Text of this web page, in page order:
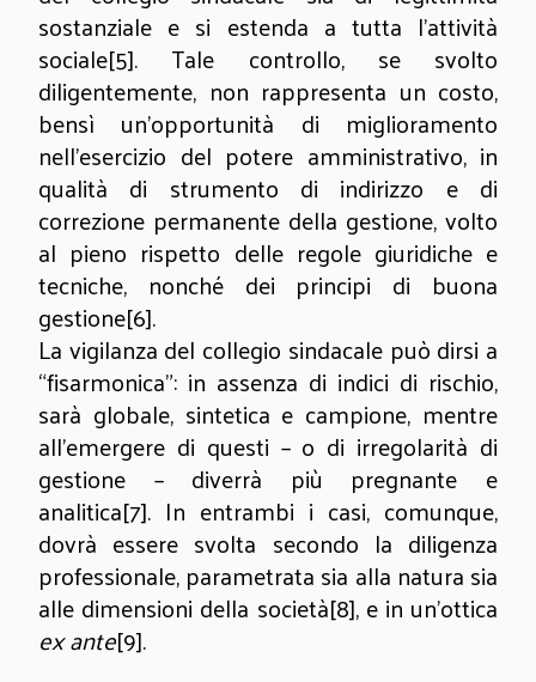
sostanziale e si estenda a tutta l’attività
sociale[5]. Tale controllo, se svolto
diligentemente, non rappresenta un costo,
bensì un’opportunità di miglioramento
nell’esercizio del potere amministrativo, in
qualità di strumento di indirizzo e di
correzione permanente della gestione, volto
al pieno rispetto delle regole giuridiche e
tecniche, nonché dei principi di buona
gestione[6].
La vigilanza del collegio sindacale può dirsi a
“fisarmonica”: in assenza di indici di rischio,
sarà globale, sintetica e campione, mentre
all’emergere di questi – o di irregolarità di
gestione – diverrà più pregnante e
analitica[7]. In entrambi i casi, comunque,
dovrà essere svolta secondo la diligenza
professionale, parametrata sia alla natura sia
alle dimensioni della società[8], e in un’ottica
ex ante[9].